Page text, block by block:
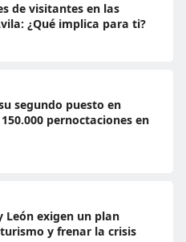
de visitantes en las
¿Qué implica para ti?
segundo puesto en
pernoctaciones en
León exigen un plan
y frenar la crisis